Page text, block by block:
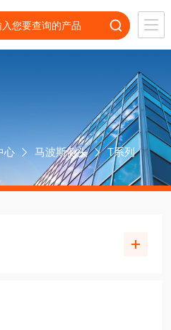
心 马波斯侧头
T系列